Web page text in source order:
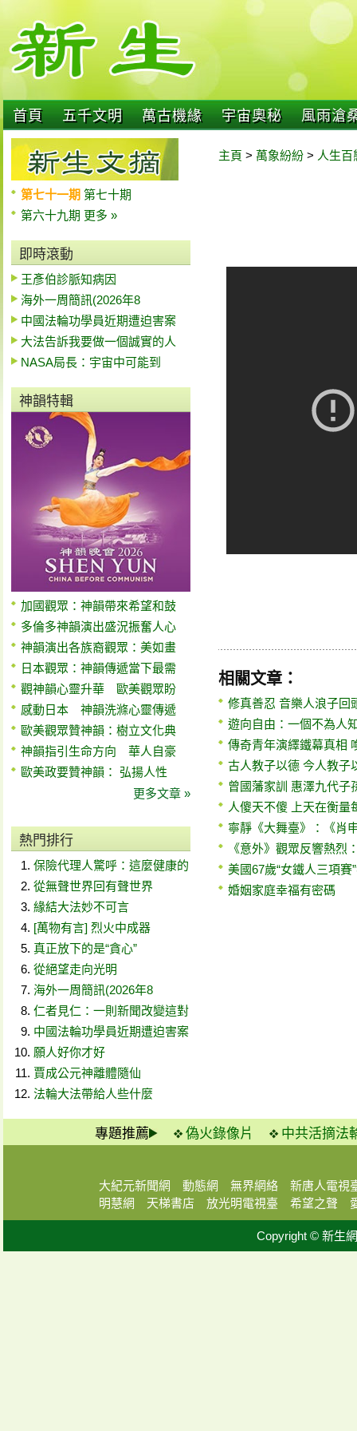
首頁 五千文明 萬古機緣 宇宙奧秘 風雨滄
第七十一期 第七十期
第六十九期 更多 »
即時滾動
王彥伯診脈知病因
海外一周簡訊(2026年8
中國法輪功學員近期遭迫害案
大法告訴我要做一個誠實的人
NASA局長：宇宙中可能到
神韻特輯
加國觀眾：神韻帶來希望和鼓
多倫多神韻演出盛況振奮人心
神韻演出各族裔觀眾：美如畫
日本觀眾：神韻傳遞當下最需
觀神韻心靈升華 歐美觀眾盼
感動日本 神韻洗滌心靈傳遞
歐美觀眾贊神韻：樹立文化典
神韻指引生命方向 華人自豪
歐美政要贊神韻： 弘揚人性
更多文章 »
熱門排行
保險代理人驚呼：這麼健康的
從無聲世界回有聲世界
緣結大法妙不可言
[萬物有言] 烈火中成器
真正放下的是“貪心”
從絕望走向光明
海外一周簡訊(2026年8
仁者見仁：一則新聞改變這對
中國法輪功學員近期遭迫害案
願人好你才好
賈成公元神離體隨仙
法輪大法帶給人些什麼
主頁 > 萬象紛紛 > 人生百
相關文章：
修真善忍 音樂人浪子回
遊向自由：一個不為人
傳奇青年演繹鐵幕真相
古人教子以德 今人教子
曾國藩家訓 惠澤九代子
人傻天不傻 上天在衡量
寧靜《大舞臺》：《肖
《意外》觀眾反響熱烈
美國67歲“女鐵人三項賽
婚姻家庭幸福有密碼
專題推薦 偽火錄像片 中共活摘法
大紀元新聞網 動態網 無界網絡
新唐人電視
明慧網
天梯書店 放光明電視臺 希望之聲
Copyright © 新生